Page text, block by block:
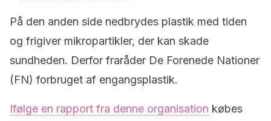
På den anden side nedbrydes plastik med tiden
og frigiver mikropartikler, der kan skade
sundheden. Derfor fraråder De Forenede Nationer
(FN) forbruget af engangsplastik.
Ifølge en rapport fra denne organisation købes